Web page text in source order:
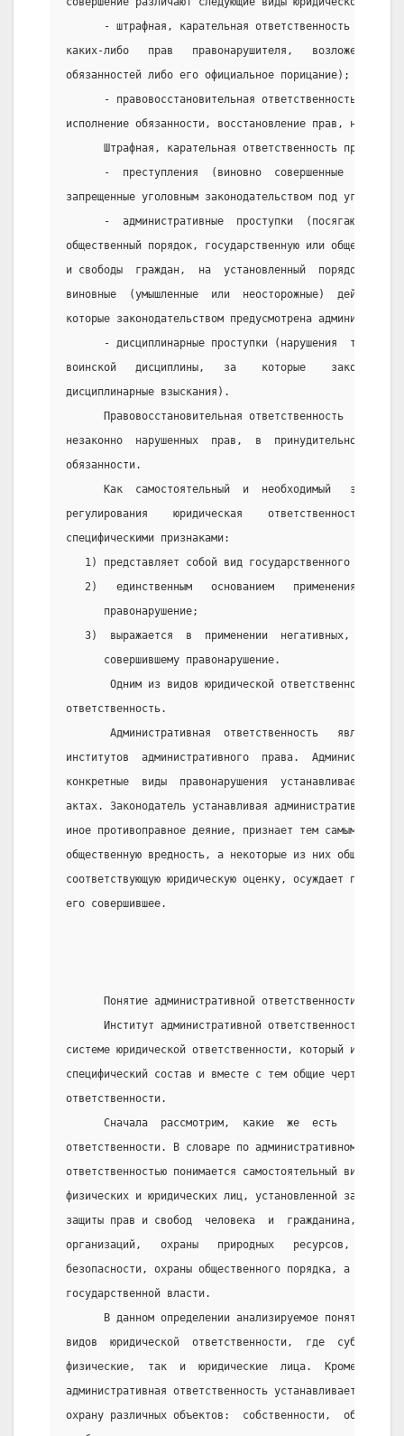
- штрафная, карательная ответственность
каких-либо   прав   правонарушителя,   возложение
обязанностей либо его официальное порицание);
- правовосстановительная ответственность
исполнение обязанности, восстановление прав,
Штрафная, карательная ответственность
-  преступления  (виновно  совершенные
запрещенные уголовным законодательством под угрозой
-  административные  проступки  (посягающие
общественный порядок, государственную или
и свободы  граждан,  на  установленный  порядок
виновные  (умышленные  или  неосторожные)  действия
которые законодательством предусмотрена
- дисциплинарные проступки (нарушения
воинской   дисциплины,   за    которые
дисциплинарные взыскания).
Правовосстановительная ответственность
незаконно  нарушенных  прав,  в  принудительном
обязанности.
Как  самостоятельный  и  необходимый   элемент
регулирования    юридическая    ответственность
специфическими признаками:
1) представляет собой вид государственного
2)   единственным   основанием   применения
      правонарушение;
3)  выражается  в  применении  негативных,
      совершившему правонарушение.
Одним из видов юридической ответственности
ответственность.
Административная  ответственность   является
институтов  административного  права.
конкретные  виды  правонарушения  устанавливается  в
актах. Законодатель устанавливая административную
иное противоправное деяние, признает тем самым, что
общественную вредность, а некоторые из них
соответствующую юридическую оценку, осуждает
его совершившее.
      Понятие административной ответственности
Институт административной ответственности
системе юридической ответственности, который имеет
специфический состав и вместе с тем общие черты с
ответственности.
Сначала  рассмотрим,  какие  же  есть
ответственности. В словаре по административному
ответственностью понимается самостоятельный вид
физических и юридических лиц, установленной
защиты прав и свобод  человека  и  гражданина,  прав
организаций,   охраны   природных   ресурсов,   всех
безопасности, охраны общественного порядка, а  также
государственной власти.
В данном определении анализируемое понятие
видов  юридической  ответственности,  где
физические,  так  и  юридические  лица.  Кроме
административная ответственность устанавливается
охрану различных объектов:  собственности,